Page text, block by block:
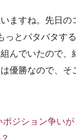
ますね。先日
っとバタバタす
んでいたので
優勝なので、
ジション争いが